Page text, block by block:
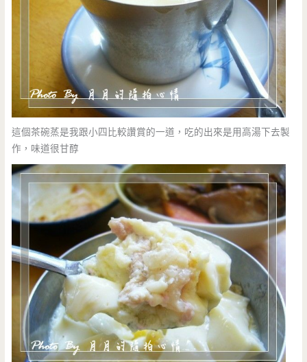
這個茶碗蒸是我跟小四比較讚賞的一道，吃的出來是用高湯下去製
作，味道很甘醇